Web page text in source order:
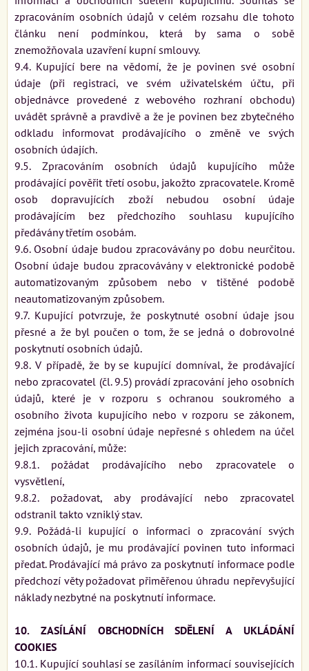
zpracováním osobních údajů v celém rozsahu dle tohoto
článku není podmínkou, která by sama o sobě
znemožňovala uzavření kupní smlouvy.
9.4. Kupující bere na vědomí, že je povinen své osobní
údaje (při registraci, ve svém uživatelském účtu, při
objednávce provedené z webového rozhraní obchodu)
uvádět správně a pravdivě a že je povinen bez zbytečného
odkladu informovat prodávajícího o změně ve svých
osobních údajích.
9.5. Zpracováním osobních údajů kupujícího může
prodávající pověřit třetí osobu, jakožto zpracovatele. Kromě
osob dopravujících zboží nebudou osobní údaje
prodávajícím bez předchozího souhlasu kupujícího
předávány třetím osobám.
9.6. Osobní údaje budou zpracovávány po dobu neurčitou.
Osobní údaje budou zpracovávány v elektronické podobě
automatizovaným způsobem nebo v tištěné podobě
neautomatizovaným způsobem.
9.7. Kupující potvrzuje, že poskytnuté osobní údaje jsou
přesné a že byl poučen o tom, že se jedná o dobrovolné
poskytnutí osobních údajů.
9.8. V případě, že by se kupující domníval, že prodávající
nebo zpracovatel (čl. 9.5) provádí zpracování jeho osobních
údajů, které je v rozporu s ochranou soukromého a
osobního života kupujícího nebo v rozporu se zákonem,
zejména jsou-li osobní údaje nepřesné s ohledem na účel
jejich zpracování, může:
9.8.1. požádat prodávajícího nebo zpracovatele o
vysvětlení,
9.8.2. požadovat, aby prodávající nebo zpracovatel
odstranil takto vzniklý stav.
9.9. Požádá-li kupující o informaci o zpracování svých
osobních údajů, je mu prodávající povinen tuto informaci
předat. Prodávající má právo za poskytnutí informace podle
předchozí věty požadovat přiměřenou úhradu nepřevyšující
náklady nezbytné na poskytnutí informace.
10. ZASÍLÁNÍ OBCHODNÍCH SDĚLENÍ A UKLÁDÁNÍ
COOKIES
10.1. Kupující souhlasí se zasíláním informací souvisejících